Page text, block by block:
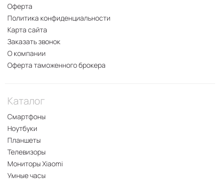
Оферта
Политика конфиденциальности
Карта сайта
Заказать звонок
О компании
Оферта таможенного брокера
Каталог
Смартфоны
Ноутбуки
Планшеты
Телевизоры
Мониторы Xiaomi
Умные часы